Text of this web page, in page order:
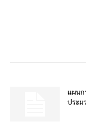
แผนก
ประม